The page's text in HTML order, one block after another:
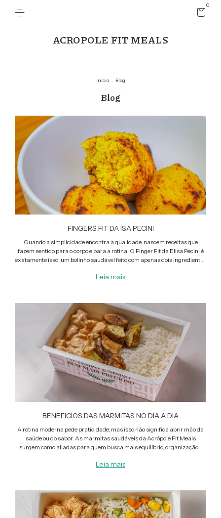
ACROPOLE FIT MEALS
0
Início . Blog
Blog
FINGERS FIT DA ISA PECINI
Quando a simplicidade encontra a qualidade, nascem receitas que
fazem sentido para o corpo e para a rotina. O Finger Fit da Elisa Pecini é
exatamente isso: um bolinho saudável feito com apenas dois ingredientes
Leia mais
BENEFICIOS DAS MARMITAS NO DIA A DIA
A rotina moderna pede praticidade, mas isso não significa abrir mão da
saúde ou do sabor. As marmitas saudáveis da Acrópole Fit Meals
surgem como aliadas para quem busca mais equilíbrio, organização e
Leia mais